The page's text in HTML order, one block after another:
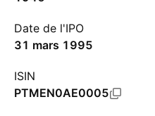
Date de l'IPO
31 mars 1995
ISIN
PTMEN0AE0005